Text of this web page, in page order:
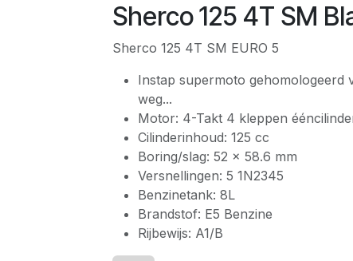
Sherco 125 4T SM
Sherco 125 4T SM EURO 5
Instap supermoto gehomologeerd
weg...
Motor: 4-Takt 4 kleppen
Cilinderinhoud: 125 cc
Boring/slag: 52 x 58.6 mm
Versnellingen: 5 1N2345
Benzinetank: 8L
Brandstof: E5 Benzine
Rijbewijs: A1/B